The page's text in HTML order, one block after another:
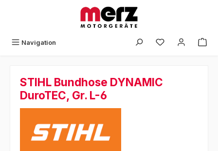
Navigation
STIHL Bundhose DYNAMIC
DuroTEC, Gr. L-6